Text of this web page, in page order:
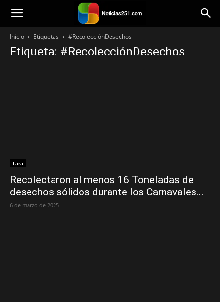
Noticias251
Inicio Etiquetas #RecolecciónDesechos
Etiqueta: #RecolecciónDesechos
Lara
Recolectaron al menos 16 Toneladas de
desechos sólidos durante los Carnavales...
6 de marzo de 2025